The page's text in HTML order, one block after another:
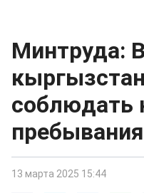
Минтруда:
соблюдать
пребывания
13 марта 2025 15:44